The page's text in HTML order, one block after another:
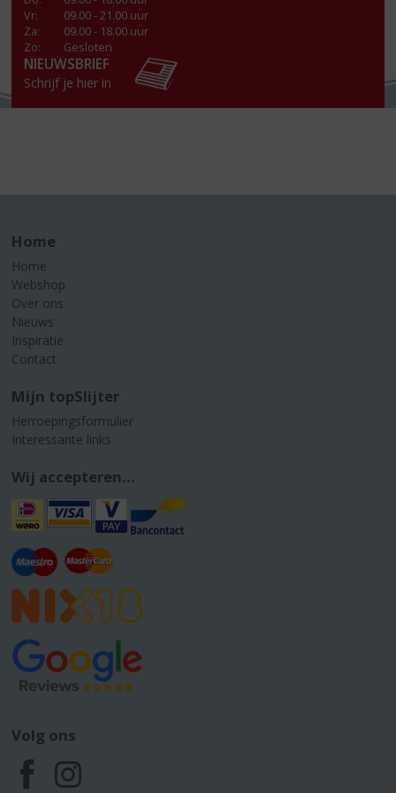
Vr:
09.00 - 21.00 uur
Za:
09.00 - 18.00 uur
Zo:
Gesloten
NIEUWSBRIEF
Schrijf je hier in
Home
Home
Webshop
Over ons
Nieuws
Inspiratie
Contact
Mijn topSlijter
Herroepingsformulier
Interessante links
Wij accepteren...
Volg ons
F I